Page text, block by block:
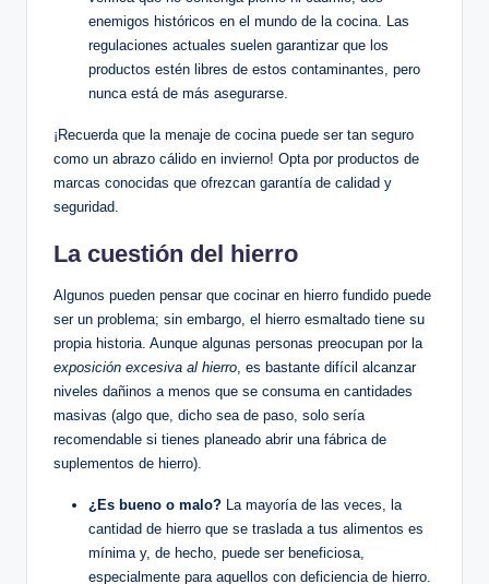
enemigos históricos en el mundo de la cocina. Las‌
regulaciones actuales suelen garantizar que ⁤los
productos estén libres de ⁣estos contaminantes, pero
nunca está de más asegurarse.
¡Recuerda que la menaje de cocina puede ser tan‍ seguro
como un abrazo cálido ‍en invierno! Opta por ⁢productos de
marcas conocidas que ofrezcan garantía de calidad y
seguridad.
La cuestión del hierro
Algunos pueden pensar que cocinar en hierro fundido puede
ser un‌ problema; sin​ embargo, el​ hierro esmaltado tiene ⁣su
propia historia. Aunque⁣ algunas personas preocupan por la
exposición excesiva al hierro , es bastante difícil alcanzar
niveles dañinos a ​menos que se consuma‌ en ‌cantidades
masivas (algo que, dicho⁢ sea de⁣ paso,​ solo ‌sería
recomendable si tienes planeado abrir una fábrica de
suplementos de‍ hierro).
¿Es bueno o malo? La mayoría de‍ las veces, la
cantidad de hierro que‍ se traslada a tus‍ alimentos es
mínima y, de hecho,‍ puede ⁢ser ⁢beneficiosa,
especialmente para ⁢aquellos con deficiencia de hierro.